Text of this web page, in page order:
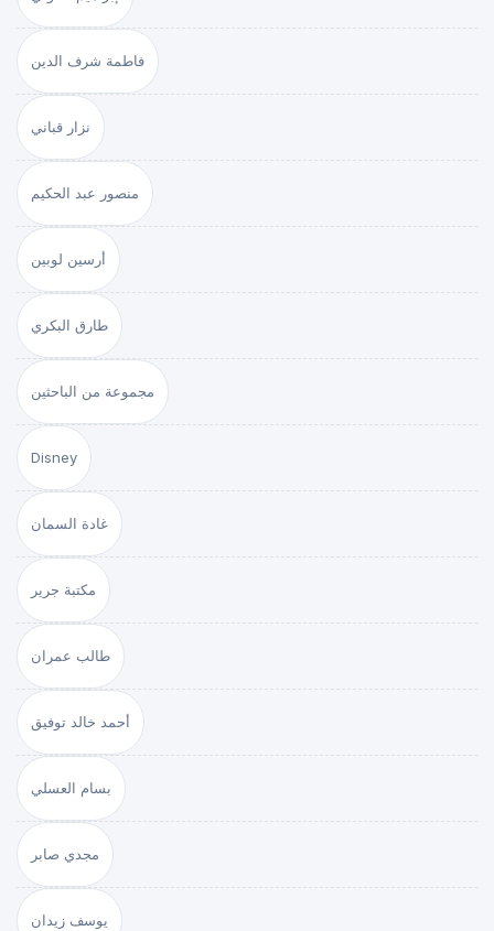
فاطمة شرف الدين
نزار قباني
منصور عبد الحكيم
أرسين لوبين
طارق البكري
مجموعة من الباحثين
Disney
غادة السمان
مكتبة جرير
طالب عمران
أحمد خالد توفيق
بسام العسلي
مجدي صابر
يوسف زيدان